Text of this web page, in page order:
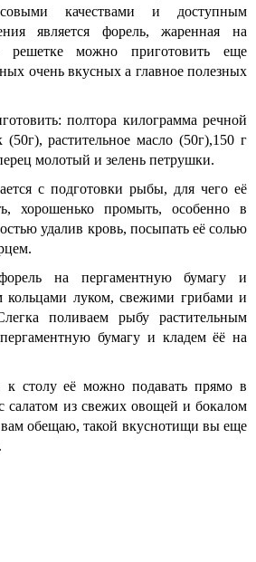
качествами и доступным
является форель, жаренная на
решетке можно приготовить еще
очень вкусных а главное полезных
полтора килограмма речной
растительное масло (50г),150 г
молотый и зелень петрушки.
с подготовки рыбы, для чего её
хорошенько промыть, особенно в
удалив кровь, посыпать её солью
на пергаментную бумагу и
кольцами луком, свежими грибами и
поливаем рыбу растительным
бумагу и кладем ёё на
столу её можно подавать прямо в
салатом из свежих овощей и бокалом
вам обещаю, такой вкуснотищи вы еще